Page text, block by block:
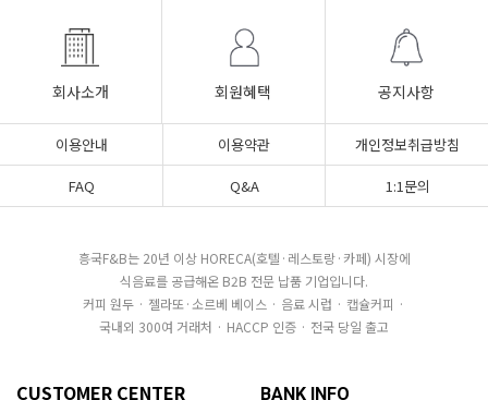
회사소개 회원혜택 공지사항
이용안내 이용약관
개인정보취급방침
FAQ
Q&A 1:1문의
흥국F&B는 20년 이상 HORECA(호텔·레스토랑·카페) 시장에
식음료를 공급해온 B2B 전문 납품 기업입니다.
커피 원두 · 젤라또·소르베 베이스 · 음료 시럽 · 캡슐커피 ·
국내외 300여 거래처 · HACCP 인증 · 전국 당일 출고
CUSTOMER CENTER BANK INFO